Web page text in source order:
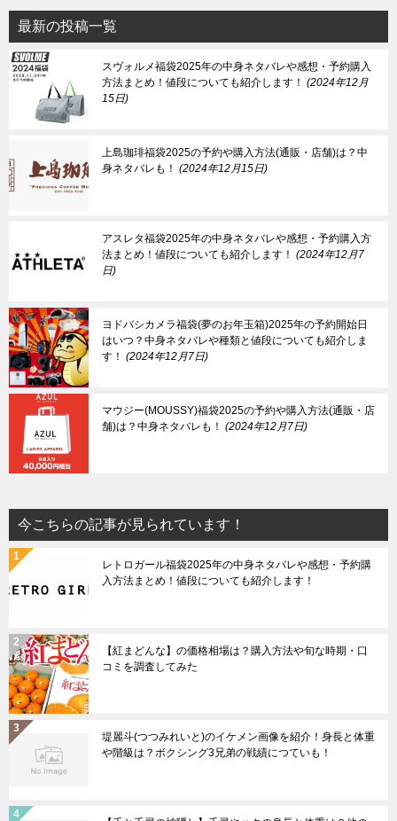
最新の投稿一覧
スヴォルメ福袋2025年の中身ネタバレや感想・予約購入
方法まとめ！値段についても紹介します！
2024年12月
15日
上島珈琲福袋2025の予約や購入方法(通販・店舗)は？中
身ネタバレも！
2024年12月15日
アスレタ福袋2025年の中身ネタバレや感想・予約購入方
法まとめ！値段についても紹介します！
2024年12月7
日
ヨドバシカメラ福袋(夢のお年玉箱)2025年の予約開始日
はいつ？中身ネタバレや種類と値段についても紹介しま
す！
2024年12月7日
マウジー(MOUSSY)福袋2025の予約や購入方法(通販・店
舗)は？中身ネタバレも！
2024年12月7日
今こちらの記事が見られています！
レトロガール福袋2025年の中身ネタバレや感想・予約購
入方法まとめ！値段についても紹介します！
【紅まどんな】の価格相場は？購入方法や旬な時期・口
コミを調査してみた
堤麗斗(つつみれいと)のイケメン画像を紹介！身長と体重
や階級は？ボクシング3兄弟の戦績につていも！